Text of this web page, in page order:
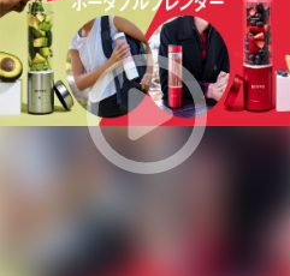
映像・映画
ビジネス・起業
まちづくり・地域活性